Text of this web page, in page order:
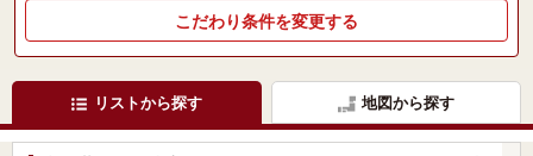
こだわり条件を変更する
リストから探す 地図から探す